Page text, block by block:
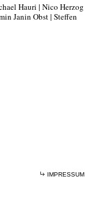
Hauri | Nico Herzog
Janin Obst | Steffen
IMPRESSUM